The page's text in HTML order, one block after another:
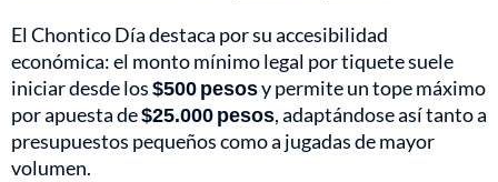
El Chontico Día destaca por su accesibilidad
económica: el monto mínimo legal por tiquete suele
iniciar desde los$500 pesosy permite un tope máximo
por apuesta de$25.000 pesos, adaptándose así tanto a
presupuestos pequeños como a jugadas de mayor
volumen.